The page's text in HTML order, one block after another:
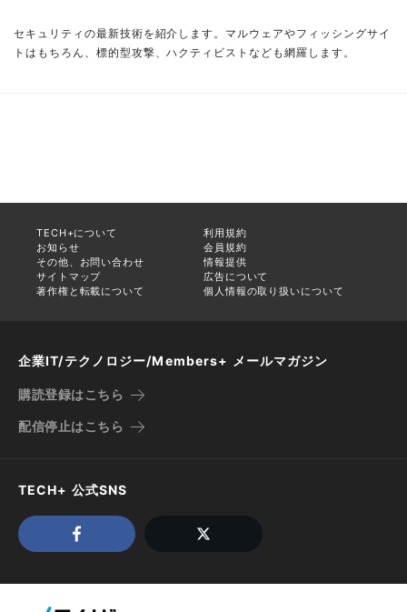
セキュリティの最新技術を紹介します。マルウェアやフィッシングサイ
トはもちろん、標的型攻撃、ハクティビストなども網羅します。
TECH+について
利用規約
お知らせ
会員規約
その他、お問い合わせ
情報提供
サイトマップ
広告について
著作権と転載について
個人情報の取り扱いについて
企業IT/テクノロジー/Members+ メールマガジン
購読登録はこちら
配信停止はこちら
TECH+ 公式SNS